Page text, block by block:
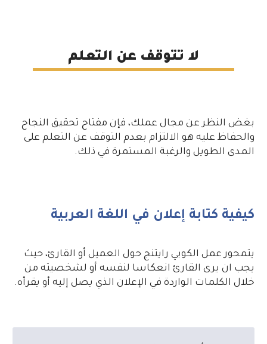
لا تتوقف عن التعلم
بغض النظر عن مجال عملك، فإن مفتاح تحقيق النجاح
والحفاظ عليه هو الالتزام بعدم التوقف عن التعلم على
المدى الطويل والرغبة المستمرة في ذلك.
كيفية كتابة إعلان في اللغة العربية
يتمحور عمل الكوبي رايتنج حول العميل أو القارئ، حيث
يجب ان يرى القارئ انعكاسا لنفسه أو لشخصيته من
خلال الكلمات الواردة في الإعلان الذي يصل إليه أو يقرأه.